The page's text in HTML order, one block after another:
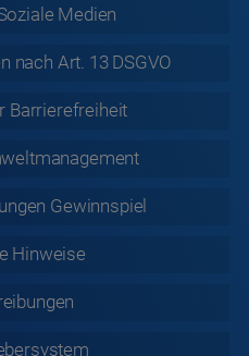
Medien
nach Art. 13 DSGVO
Barrierefreiheit
Gewinnspiel
Hinweise